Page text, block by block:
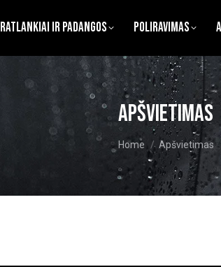
Ratlankiai ir Padangos Poliravimas
Apšvietimas
You are here:
Home Apšvietimas